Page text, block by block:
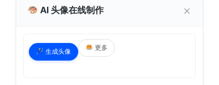
AI 头像在线制作 ×
生成头像
更多